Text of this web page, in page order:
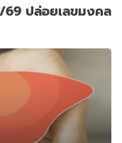
69 ปล่อยเลขมงคล